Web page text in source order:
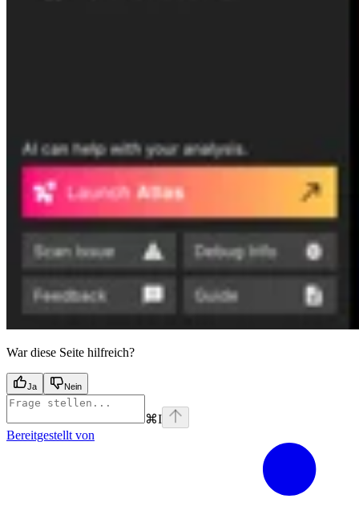
War diese Seite hilfreich?
Ja Nein
⌘I
Bereitgestellt von